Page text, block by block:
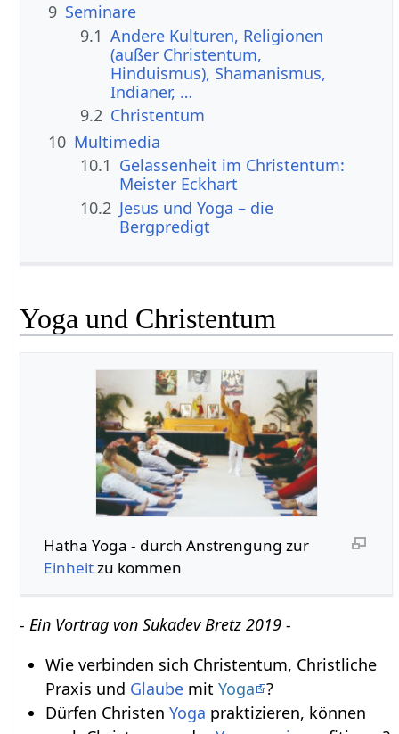
9 Seminare
9.1 Andere Kulturen, Religionen
(außer Christentum,
Hinduismus), Shamanismus,
Indianer, …
9.2 Christentum
10 Multimedia
10.1 Gelassenheit im Christentum:
Meister Eckhart
10.2 Jesus und Yoga – die
Bergpredigt
Yoga und Christentum
Hatha Yoga - durch Anstrengung zur
Einheitzu kommen
- Ein Vortrag von Sukadev Bretz 2019 -
Wie verbinden sich Christentum, Christliche
Praxis und Glaubemit Yoga ?
Dürfen Christen Yoga praktizieren, können